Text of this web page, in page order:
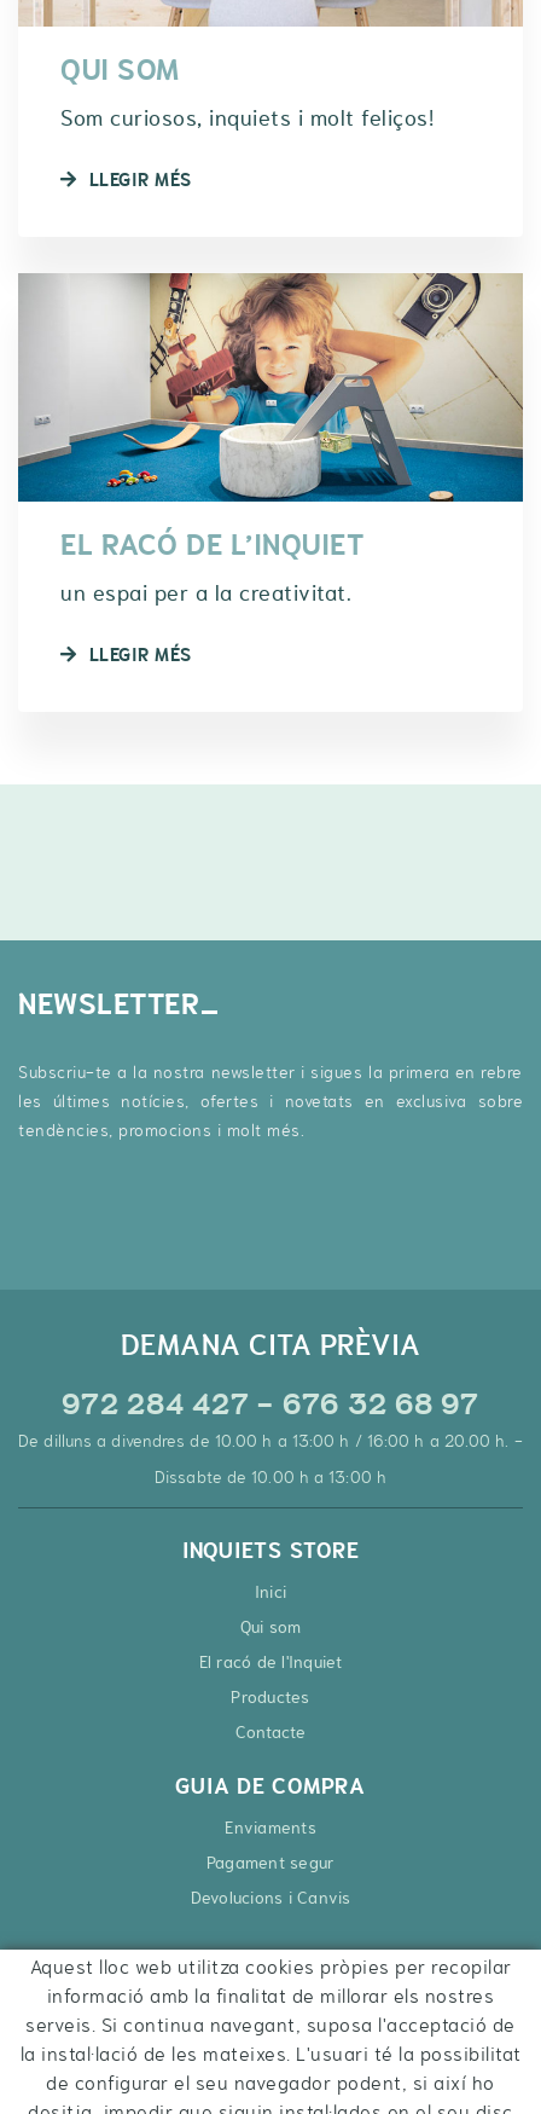
QUI SOM
Som curiosos, inquiets i molt feliços!
LLEGIR MÉS
EL RACÓ DE L’INQUIET
un espai per a la creativitat.
LLEGIR MÉS
NEWSLETTER
Subscriu-te a la nostra newsletter i sigues la primera en rebre
les últimes notícies, ofertes i novetats en exclusiva sobre
tendències, promocions i molt més.
DEMANA CITA PRÈVIA
972 284 427 - 676 32 68 97
De dilluns a divendres de 10.00 h a 13:00 h / 16:00 h a 20.00 h. -
Dissabte de 10.00 h a 13:00 h
INQUIETS STORE
Inici
Qui som
El racó de l'Inquiet
Productes
Contacte
GUIA DE COMPRA
Enviaments
Pagament segur
Devolucions i Canvis
CONTACTE
Ctra. Besalú – Roses, 6
17740 Vilafant
972 284 427
Aquest lloc web utilitza cookies pròpies per recopilar
informació amb la finalitat de millorar els nostres
serveis. Si continua navegant, suposa l'acceptació de
la instal·lació de les mateixes. L'usuari té la possibilitat
de configurar el seu navegador podent, si així ho